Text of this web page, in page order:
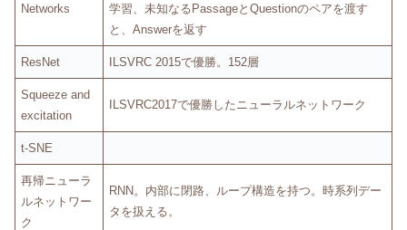
Networks
学習、未知なるPassageとQuestionのペアを渡す
と、Answerを返す
ResNet ILSVRC 2015で優勝。152層
Squeeze and
excitation
ILSVRC2017で優勝したニューラルネットワーク
t-SNE
再帰ニューラ
ルネットワー
ク
RNN。内部に閉路、ループ構造を持つ。時系列デー
タを扱える。